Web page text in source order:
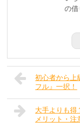
の借
初心者から上
フル』一択！
大手よりも得
メリット・注